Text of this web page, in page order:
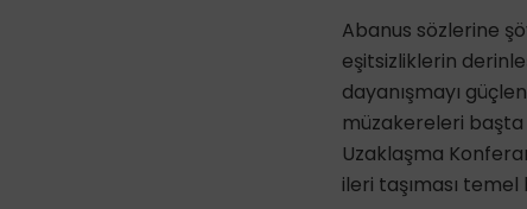
Abanus sözlerine
eşitsizliklerin
dayanışmayı
müzakereleri başta
Uzaklaşma
ileri taşıması